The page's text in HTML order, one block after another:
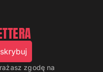
zgodę na